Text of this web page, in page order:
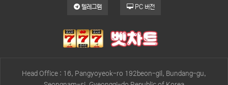
텔레그램 PC 버전
Head Office : 16, Pangyoyeok-ro 192beon-gil, Bundang-gu,